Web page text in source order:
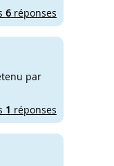
6réponses
par
1 réponses